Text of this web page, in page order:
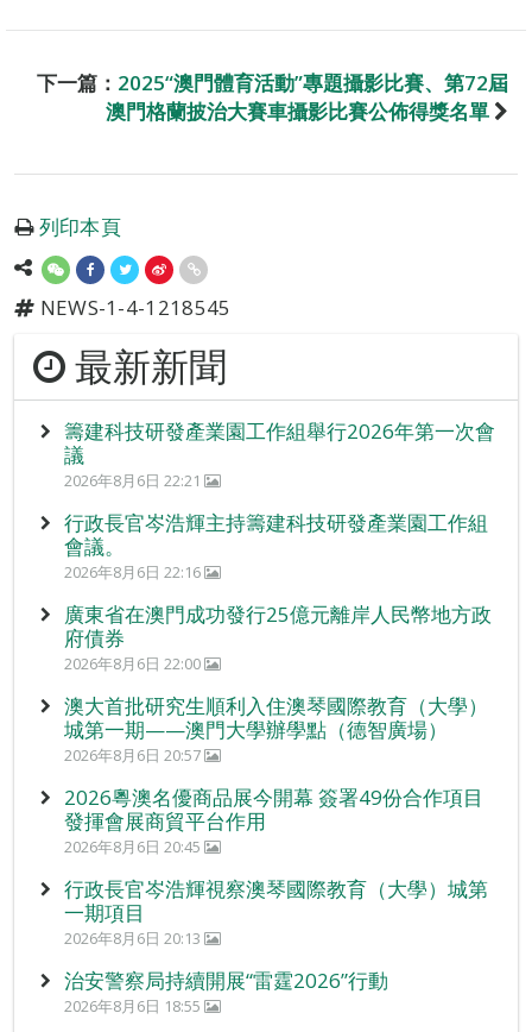
下一篇： 2025“澳門體育活動”專題攝影比賽、第72屆
澳門格蘭披治大賽車攝影比賽公佈得獎名單
列印本頁
NEWS-1-4-1218545
最新新聞
籌建科技研發產業園工作組舉行2026年第一次會
議
2026年8月6日 22:21
行政長官岑浩輝主持籌建科技研發產業園工作組
會議。
2026年8月6日 22:16
廣東省在澳門成功發行25億元離岸人民幣地方政
府債券
2026年8月6日 22:00
澳大首批研究生順利入住澳琴國際教育（大學）
城第一期——澳門大學辦學點（德智廣場）
2026年8月6日 20:57
2026粵澳名優商品展今開幕 簽署49份合作項目
發揮會展商貿平台作用
2026年8月6日 20:45
行政長官岑浩輝視察澳琴國際教育（大學）城第
一期項目
2026年8月6日 20:13
治安警察局持續開展“雷霆2026”行動
2026年8月6日 18:55